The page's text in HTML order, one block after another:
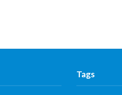
Tags